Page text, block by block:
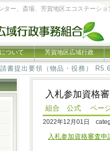
ター、斎場、芳賀地区エコステーショ
ついて 芳賀地区広域行政
書提出要領（物品・役務）
入札参加資格
組合 公式 ペー
2022年12月01日
入札参加資格審査